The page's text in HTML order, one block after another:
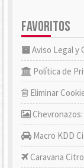
FAVORITOS
Aviso Legal y
Política de
Eliminar
Macro KDD
Caravana